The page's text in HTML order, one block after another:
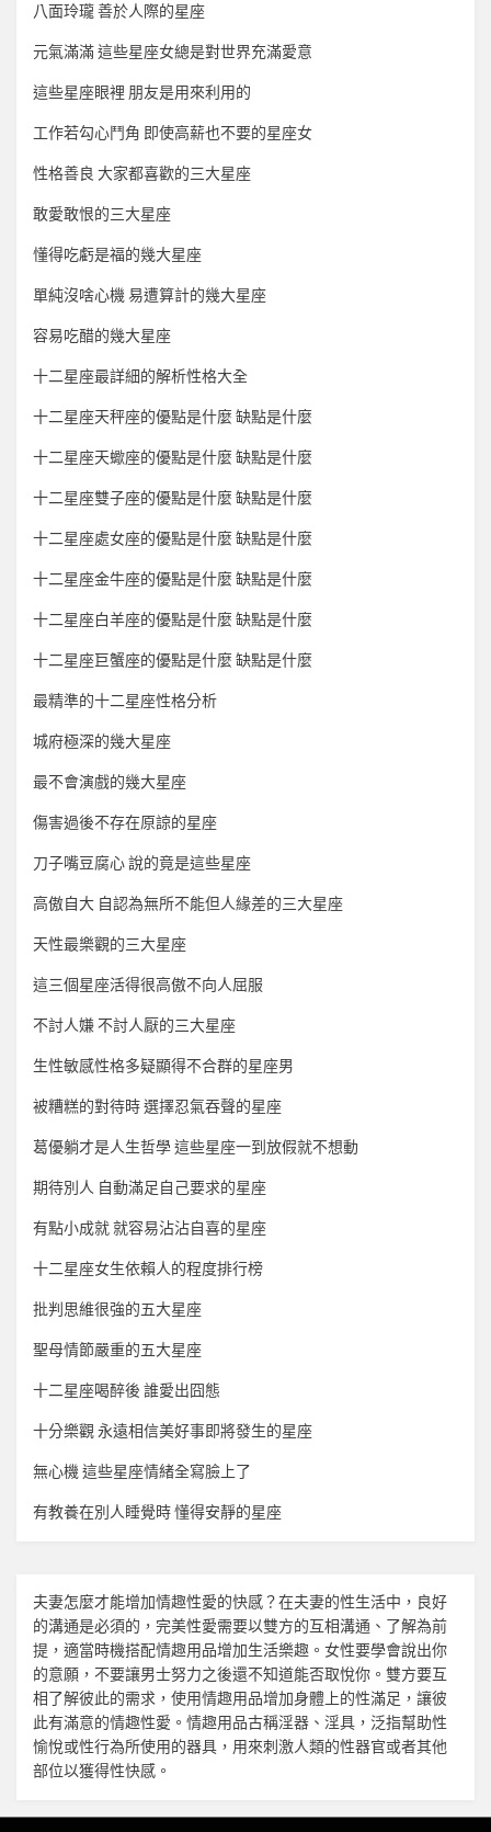
八面玲瓏 善於人際的星座
元氣滿滿 這些星座女總是對世界充滿愛意
這些星座眼裡 朋友是用來利用的
工作若勾心鬥角 即使高薪也不要的星座女
性格善良 大家都喜歡的三大星座
敢愛敢恨的三大星座
懂得吃虧是福的幾大星座
單純沒啥心機 易遭算計的幾大星座
容易吃醋的幾大星座
十二星座最詳細的解析性格大全
十二星座天秤座的優點是什麼 缺點是什麼
十二星座天蠍座的優點是什麼 缺點是什麼
十二星座雙子座的優點是什麼 缺點是什麼
十二星座處女座的優點是什麼 缺點是什麼
十二星座金牛座的優點是什麼 缺點是什麼
十二星座白羊座的優點是什麼 缺點是什麼
十二星座巨蟹座的優點是什麼 缺點是什麼
最精準的十二星座性格分析
城府極深的幾大星座
最不會演戲的幾大星座
傷害過後不存在原諒的星座
刀子嘴豆腐心 說的竟是這些星座
高傲自大 自認為無所不能但人緣差的三大星座
天性最樂觀的三大星座
這三個星座活得很高傲不向人屈服
不討人嫌 不討人厭的三大星座
生性敏感性格多疑顯得不合群的星座男
被糟糕的對待時 選擇忍氣吞聲的星座
葛優躺才是人生哲學 這些星座一到放假就不想動
期待別人 自動滿足自己要求的星座
有點小成就 就容易沾沾自喜的星座
十二星座女生依賴人的程度排行榜
批判思維很強的五大星座
聖母情節嚴重的五大星座
十二星座喝醉後 誰愛出囧態
十分樂觀 永遠相信美好事即將發生的星座
無心機 這些星座情緒全寫臉上了
有教養在別人睡覺時 懂得安靜的星座
夫妻怎麼才能增加情趣性愛的快感？在夫妻的性生活中，良好
的溝通是必須的，完美性愛需要以雙方的互相溝通、了解為前
提，適當時機搭配情趣用品增加生活樂趣。女性要學會說出你
的意願，不要讓男士努力之後還不知道能否取悅你。雙方要互
相了解彼此的需求，使用情趣用品增加身體上的性滿足，讓彼
此有滿意的情趣性愛。 情趣用品古稱淫器、淫具，泛指幫助性
愉悅或性行為所使用的器具，用來刺激人類的性器官或者其他
部位以獲得性快感。